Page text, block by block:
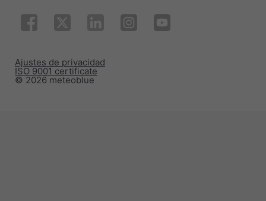
© 2026 meteoblue
ISO 9001 certificate
Ajustes de privacidad